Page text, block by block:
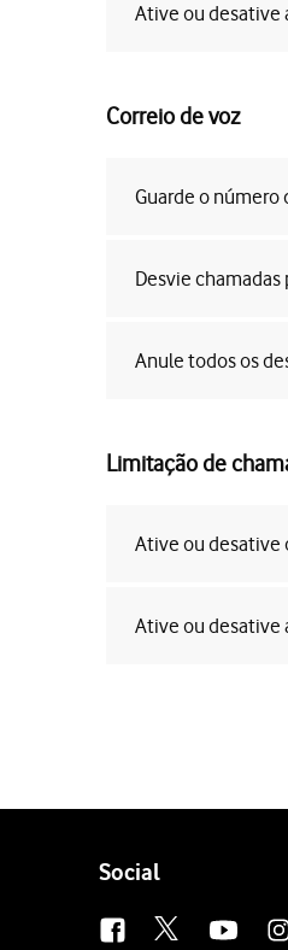
Ative ou desative
Correio de voz
Guarde o número
Desvie chamadas
Anule todos os
Limitação de
Ative ou desative
Ative ou desative
Follow
Social